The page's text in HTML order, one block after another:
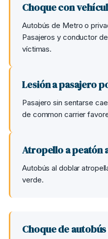
Choque con
Autobús de Metro o
Pasajeros y conductor
víctimas.
Lesión a pasajero
Pasajero sin sentarse
de common carrier
Atropello a peatón
Autobús al doblar
verde.
Choque de